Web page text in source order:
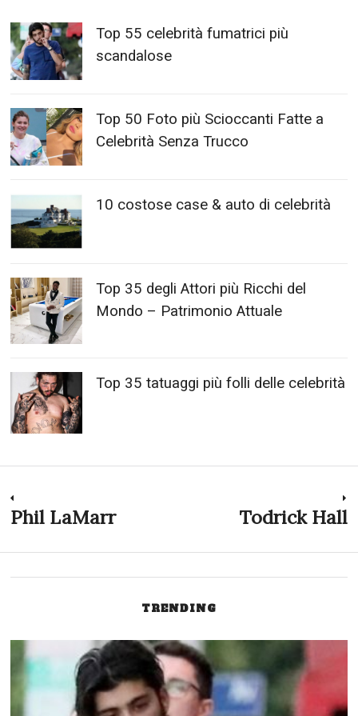
Top 55 celebrità fumatrici più
scandalose
Top 50 Foto più Scioccanti Fatte a
Celebrità Senza Trucco
10 costose case & auto di celebrità
Top 35 degli Attori più Ricchi del
Mondo – Patrimonio Attuale
Top 35 tatuaggi più folli delle celebrità
Navigazione
articoli
Previous
Phil LaMarr Todrick Hall
TRENDING